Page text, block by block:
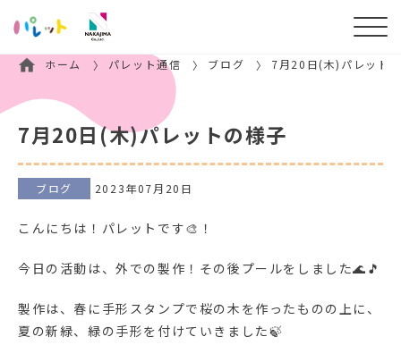
ホーム パレット通信 ブログ 7月20日(木)パレット
7月20日(木)パレットの様子
ブログ 2023年07月20日
こんにちは！パレットです🎨！
今日の活動は、外での製作！その後プールをしました🌊🎵
製作は、春に手形スタンプで桜の木を作ったものの上に、
夏の新緑、緑の手形を付けていきました🍃